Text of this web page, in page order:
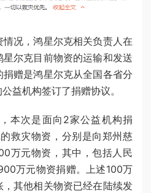
况，鸿星尔克相关负责人在
尔克目前物资的运输和发送
赠是鸿星尔克从全国各省分
益机构签订了捐赠协议。
本次是面向2家公益机构捐
救灾物资，分别是向郑州慈
万元物资，其中，包括人民
万元物资捐赠。上述100万
其他相关物资已经在陆续发